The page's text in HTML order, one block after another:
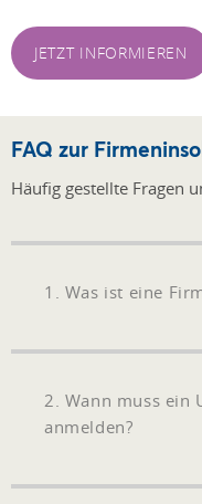
JETZT INFORMIEREN
FAQ zur
Häufig gestellte Fragen
1. Was ist eine
2. Wann muss ein
anmelden?